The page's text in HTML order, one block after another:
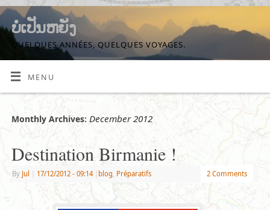
ບໍ່ເປັນຫຍັງ
QUELQUES ANNÉES, QUELQUES VOYAGES.
MENU
Monthly Archives: December 2012
Destination Birmanie !
By Jul 17/12/2012 - 09:14 blog Préparatifs 2 Comments